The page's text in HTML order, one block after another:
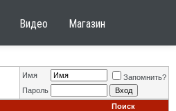
Видео Магазин
Имя
Запомнить?
Пароль
Поиск